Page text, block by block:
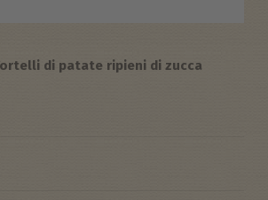
di patate ripieni di zucca